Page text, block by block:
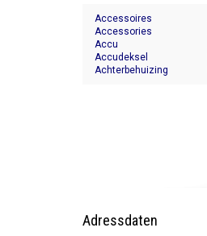
Accessoires
Accessories
Accu
Accudeksel
Achterbehuizing
Adressdaten